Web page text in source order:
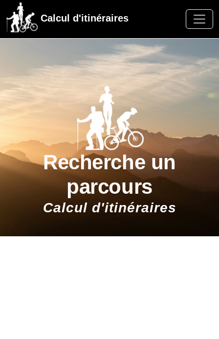
Calcul d'itinéraires
Recherche un
parcours
Calcul d'itinéraires